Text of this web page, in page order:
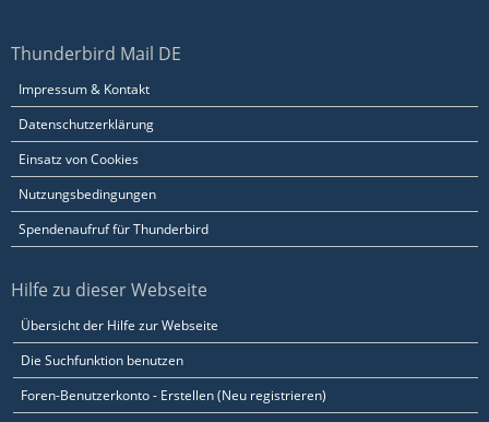
Thunderbird Mail DE
Impressum & Kontakt
Datenschutzerklärung
Einsatz von Cookies
Nutzungsbedingungen
Spendenaufruf für Thunderbird
Hilfe zu dieser Webseite
Übersicht der Hilfe zur Webseite
Die Suchfunktion benutzen
Foren-Benutzerkonto - Erstellen (Neu registrieren)